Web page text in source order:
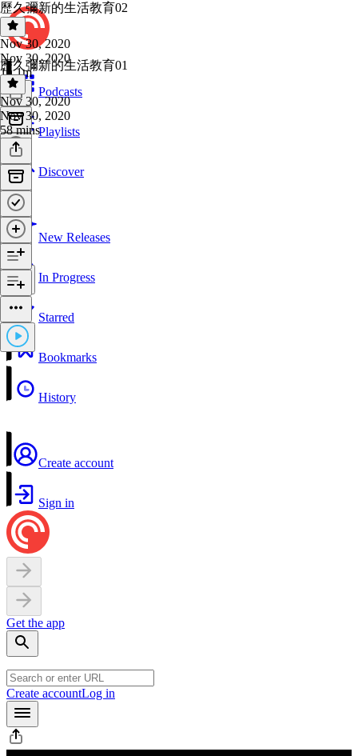
Podcasts
Playlists
Discover
New Releases
In Progress
Starred
Bookmarks
History
Create account
Sign in
Get the app
Create accountLog in
歷久彌新的生活教育02
Nov 30, 2020
Nov 30, 2020
1h 1m
歷久彌新的生活教育01
Nov 30, 2020
Nov 30, 2020
58 mins